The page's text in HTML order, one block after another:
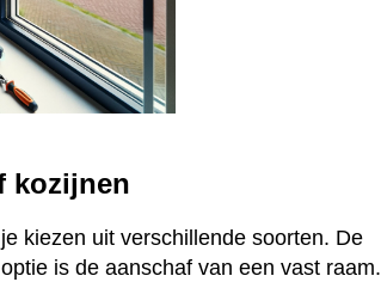
kozijnen
kiezen uit verschillende soorten. De
is de aanschaf van een vast raam.